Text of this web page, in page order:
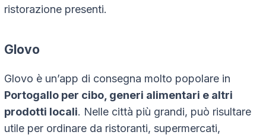
ristorazione presenti.
Glovo
Glovo è un’app di consegna molto popolare in
Portogallo per cibo, generi alimentari e altri
prodotti locali. Nelle città più grandi, può risultare
utile per ordinare da ristoranti, supermercati,